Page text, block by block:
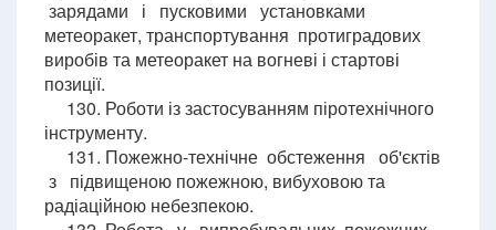
зарядами і пусковими установками
метеоракет, транспортування протиградових
виробів та метеоракет на вогневі і стартові
позиції.
130. Роботи із застосуванням піротехнічного
інструменту.
131. Пожежно-технічне обстеження об'єктів
з підвищеною пожежною, вибуховою та
радіаційною небезпекою.